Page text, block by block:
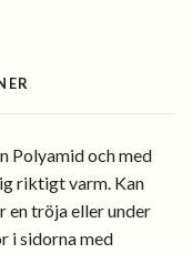
Polyamid och med
riktigt varm. Kan
en tröja eller under
i sidorna med